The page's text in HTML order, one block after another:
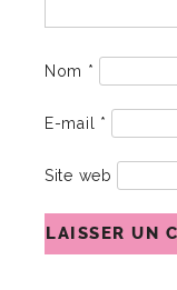
Nom *
E-mail *
Site web